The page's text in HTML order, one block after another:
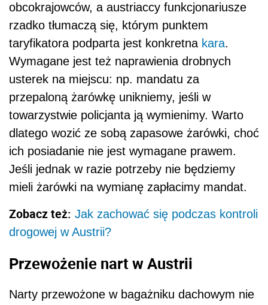
obcokrajowców, a austriaccy funkcjonariusze
rzadko tłumaczą się, którym punktem
taryfikatora podparta jest konkretna kara.
Wymagane jest też naprawienia drobnych
usterek na miejscu: np. mandatu za
przepaloną żarówkę unikniemy, jeśli w
towarzystwie policjanta ją wymienimy. Warto
dlatego wozić ze sobą zapasowe żarówki, choć
ich posiadanie nie jest wymagane prawem.
Jeśli jednak w razie potrzeby nie będziemy
mieli żarówki na wymianę zapłacimy mandat.
Zobacz też: Jak zachować się podczas kontroli
drogowej w Austrii?
Przewożenie nart w Austrii
Narty przewożone w bagażniku dachowym nie